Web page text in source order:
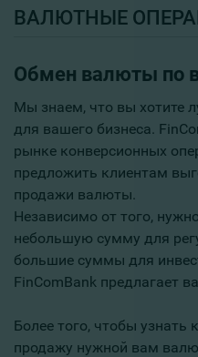
ВАЛЮТНЫЕ
Обмен валюты по
Мы знаем, что вы хотите
для вашего бизнеса.
рынке конверсионных
предложить клиентам
продажи валюты.
Независимо от того,
небольшую сумму для
большие суммы для
FinComBank предлагает
Более того, чтобы узнать
продажу нужной вам